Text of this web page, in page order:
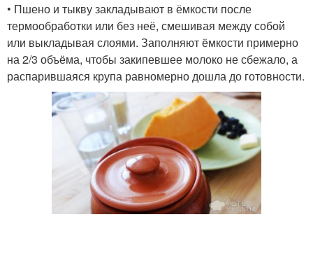
• Пшено и тыкву закладывают в ёмкости после
термообработки или без неё, смешивая между собой
или выкладывая слоями. Заполняют ёмкости примерно
на 2/3 объёма, чтобы закипевшее молоко не сбежало, а
распарившаяся крупа равномерно дошла до готовности.